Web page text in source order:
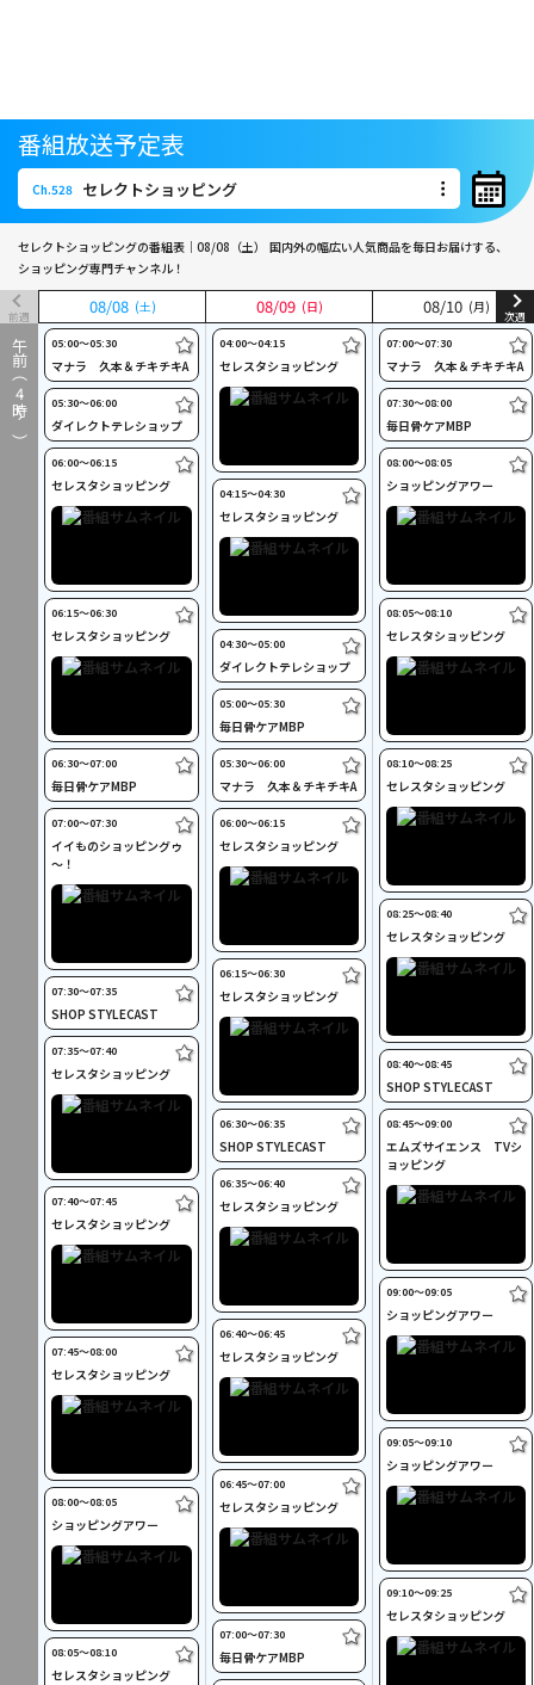
番組放送予定表
Ch.528 セレクトショッピング
Ch.528 セレクトショッピング
セレクトショッピングの番組表｜08/08（土）
国内外の幅広い人気商品を毎日お届けする、
ショッピング専門チャンネル！
08/08 (土) 08/09 (日) 08/10 (月)
前週 次週
午前（
4
時～）
08/08 (土) 08/09 (日) 08/10 (月)
05:00〜05:30
マナラ 久本＆チキチキA
05:30〜06:00
ダイレクトテレショップ
06:00〜06:15
セレスタショッピング
06:15〜06:30
セレスタショッピング
06:30〜07:00
毎日骨ケアMBP
07:00〜07:30
イイものショッピングゥ
～！
07:30〜07:35
SHOP STYLECAST
07:35〜07:40
セレスタショッピング
07:40〜07:45
セレスタショッピング
07:45〜08:00
セレスタショッピング
08:00〜08:05
ショッピングアワー
08:05〜08:10
セレスタショッピング
04:00〜04:15
セレスタショッピング
04:15〜04:30
セレスタショッピング
04:30〜05:00
ダイレクトテレショップ
05:00〜05:30
毎日骨ケアMBP
05:30〜06:00
マナラ 久本＆チキチキA
06:00〜06:15
セレスタショッピング
06:15〜06:30
セレスタショッピング
06:30〜06:35
SHOP STYLECAST
06:35〜06:40
セレスタショッピング
06:40〜06:45
セレスタショッピング
06:45〜07:00
セレスタショッピング
07:00〜07:30
毎日骨ケアMBP
07:00〜07:30
マナラ 久本＆チキチキA
07:30〜08:00
毎日骨ケアMBP
08:00〜08:05
ショッピングアワー
08:05〜08:10
セレスタショッピング
08:10〜08:25
セレスタショッピング
08:25〜08:40
セレスタショッピング
08:40〜08:45
SHOP STYLECAST
08:45〜09:00
エムズサイエンス TVシ
ョッピング
09:00〜09:05
ショッピングアワー
09:05〜09:10
ショッピングアワー
09:10〜09:25
セレスタショッピング